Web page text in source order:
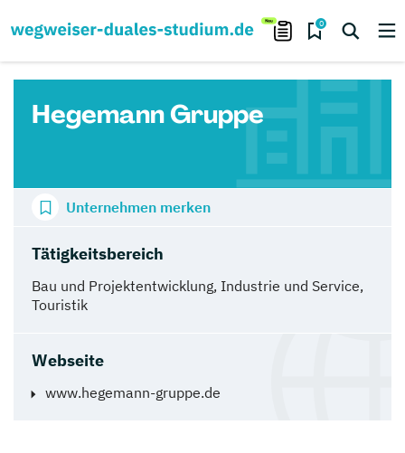
0
Hegemann Gruppe
Tätigkeitsbereich
Bau und Projektentwicklung, Industrie und Service,
Touristik
Webseite
www.hegemann-gruppe.de
Unternehmen merken